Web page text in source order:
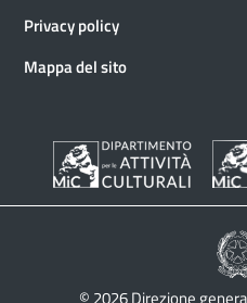
Privacy policy
Mappa del sito